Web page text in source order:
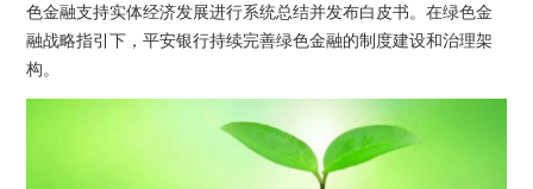
色金融支持实体经济发展进行系统总结并发布白皮书。在绿色金
融战略指引下，平安银行持续完善绿色金融的制度建设和治理架
构。